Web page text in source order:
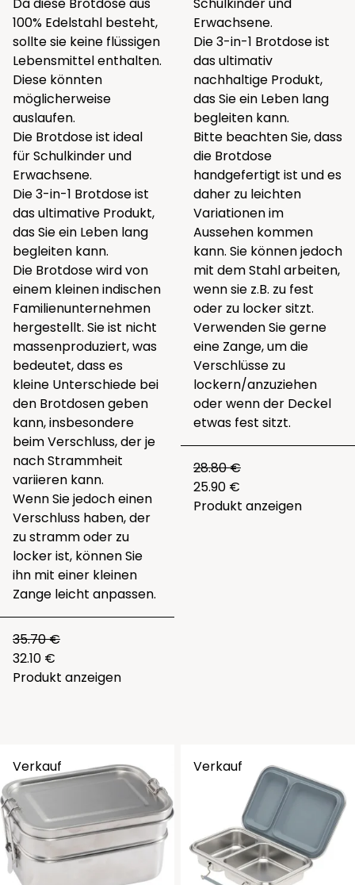
100% Edelstahl besteht,
sollte sie keine flüssigen
Lebensmittel enthalten.
Diese könnten
möglicherweise
auslaufen.
Die Brotdose ist ideal
für Schulkinder und
Erwachsene.
Die 3-in-1 Brotdose ist
das ultimative Produkt,
das Sie ein Leben lang
begleiten kann.
Die Brotdose wird von
einem kleinen indischen
Familienunternehmen
hergestellt. Sie ist nicht
massenproduziert, was
bedeutet, dass es
kleine Unterschiede bei
den Brotdosen geben
kann, insbesondere
beim Verschluss, der je
nach Strammheit
variieren kann.
Wenn Sie jedoch einen
Verschluss haben, der
zu stramm oder zu
locker ist, können Sie
ihn mit einer kleinen
Zange leicht anpassen.
35.70 €
32.10 €
Produkt anzeigen
Erwachsene.
Die 3-in-1 Brotdose ist
das ultimativ
nachhaltige Produkt,
das Sie ein Leben lang
begleiten kann.
Bitte beachten Sie, dass
die Brotdose
handgefertigt ist und es
daher zu leichten
Variationen im
Aussehen kommen
kann. Sie können jedoch
mit dem Stahl arbeiten,
wenn sie z.B. zu fest
oder zu locker sitzt.
Verwenden Sie gerne
eine Zange, um die
Verschlüsse zu
lockern/anzuziehen
oder wenn der Deckel
etwas fest sitzt.
28.80 €
25.90 €
Produkt anzeigen
Verkauf Verkauf